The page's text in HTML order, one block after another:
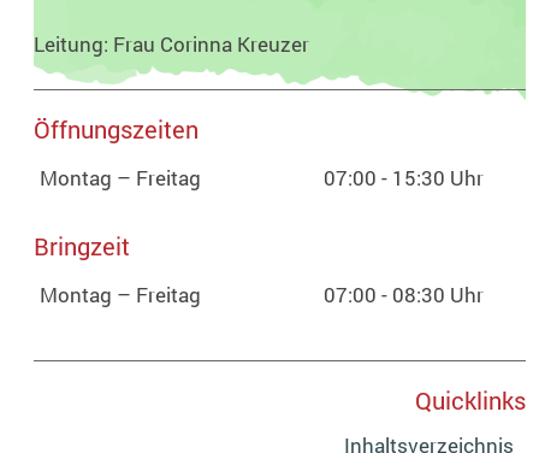
Leitung: Frau Corinna Kreuzer
Öffnungszeiten
Montag – Freitag 07:00 - 15:30 Uhr
Bringzeit
Montag – Freitag 07:00 - 08:30 Uhr
Quicklinks
Inhaltsverzeichnis